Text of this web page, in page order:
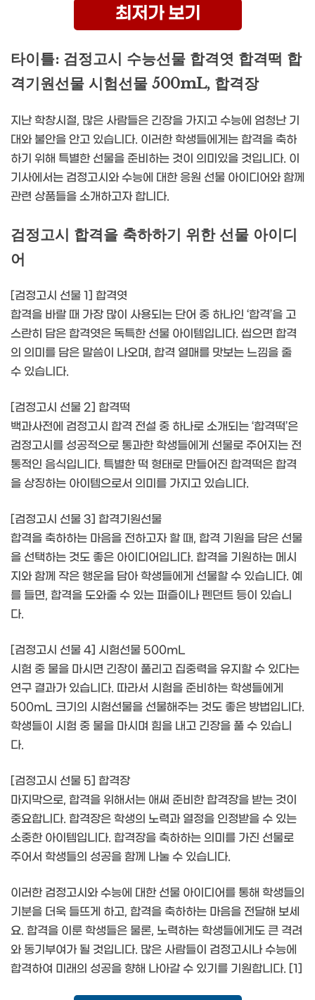
최저가 보기
타이틀: 검정고시 수능선물 합격엿 합격떡 합
격기원선물 시험선물 500mL, 합격장
지난 학창시절, 많은 사람들은 긴장을 가지고 수능에 엄청난 기
대와 불안을 안고 있습니다. 이러한 학생들에게는 합격을 축하
하기 위해 특별한 선물을 준비하는 것이 의미있을 것입니다. 이
기사에서는 검정고시와 수능에 대한 응원 선물 아이디어와 함께
관련 상품들을 소개하고자 합니다.
검정고시 합격을 축하하기 위한 선물 아이디
어
[검정고시 선물 1] 합격엿
합격을 바랄 때 가장 많이 사용되는 단어 중 하나인 ‘합격’을 고
스란히 담은 합격엿은 독특한 선물 아이템입니다. 씹으면 합격
의 의미를 담은 말씀이 나오며, 합격 열매를 맛보는 느낌을 줄
수 있습니다.
[검정고시 선물 2] 합격떡
백과사전에 검정고시 합격 전설 중 하나로 소개되는 ‘합격떡’은
검정고시를 성공적으로 통과한 학생들에게 선물로 주어지는 전
통적인 음식입니다. 특별한 떡 형태로 만들어진 합격떡은 합격
을 상징하는 아이템으로서 의미를 가지고 있습니다.
[검정고시 선물 3] 합격기원선물
합격을 축하하는 마음을 전하고자 할 때, 합격 기원을 담은 선물
을 선택하는 것도 좋은 아이디어입니다. 합격을 기원하는 메시
지와 함께 작은 행운을 담아 학생들에게 선물할 수 있습니다. 예
를 들면, 합격을 도와줄 수 있는 퍼즐이나 펜던트 등이 있습니
다.
[검정고시 선물 4] 시험선물 500mL
시험 중 물을 마시면 긴장이 풀리고 집중력을 유지할 수 있다는
연구 결과가 있습니다. 따라서 시험을 준비하는 학생들에게
500mL 크기의 시험선물을 선물해주는 것도 좋은 방법입니다.
학생들이 시험 중 물을 마시며 힘을 내고 긴장을 풀 수 있습니
다.
[검정고시 선물 5] 합격장
마지막으로, 합격을 위해서는 애써 준비한 합격장을 받는 것이
중요합니다. 합격장은 학생의 노력과 열정을 인정받을 수 있는
소중한 아이템입니다. 합격장을 축하하는 의미를 가진 선물로
주어서 학생들의 성공을 함께 나눌 수 있습니다.
이러한 검정고시와 수능에 대한 선물 아이디어를 통해 학생들의
기분을 더욱 들뜨게 하고, 합격을 축하하는 마음을 전달해 보세
요. 합격을 이룬 학생들은 물론, 노력하는 학생들에게도 큰 격려
와 동기부여가 될 것입니다. 많은 사람들이 검정고시나 수능에
합격하여 미래의 성공을 향해 나아갈 수 있기를 기원합니다. [1]